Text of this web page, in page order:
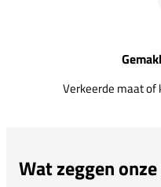
Verkeerde maat of
Wat zeggen